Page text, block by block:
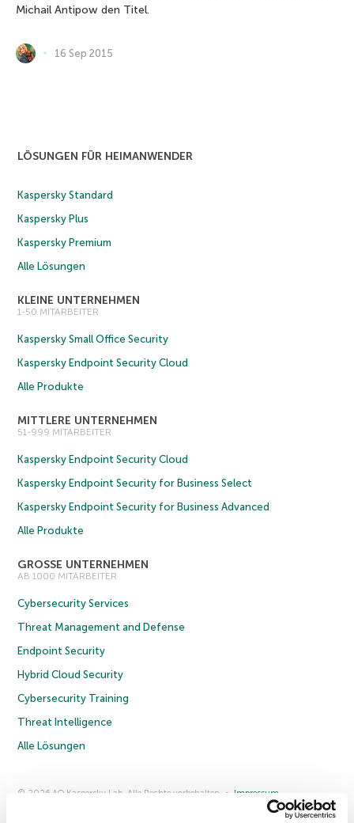
Michail Antipow den Titel.
16 Sep 2015
LÖSUNGEN FÜR HEIMANWENDER
Kaspersky Standard
Kaspersky Plus
Kaspersky Premium
Alle Lösungen
KLEINE UNTERNEHMEN
1-50 MITARBEITER
Kaspersky Small Office Security
Kaspersky Endpoint Security Cloud
Alle Produkte
MITTLERE UNTERNEHMEN
51-999 MITARBEITER
Kaspersky Endpoint Security Cloud
Kaspersky Endpoint Security for Business Select
Kaspersky Endpoint Security for Business Advanced
Alle Produkte
GROSSE UNTERNEHMEN
AB 1000 MITARBEITER
Cybersecurity Services
Threat Management and Defense
Endpoint Security
Hybrid Cloud Security
Cybersecurity Training
Threat Intelligence
Alle Lösungen
© 2026 AO Kaspersky Lab. Alle Rechte vorbehalten.
Impressum
Lizenzvereinbarung B2B